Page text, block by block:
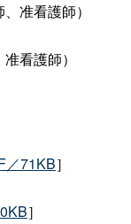
准看護師）
看護師）
／71KB］
］